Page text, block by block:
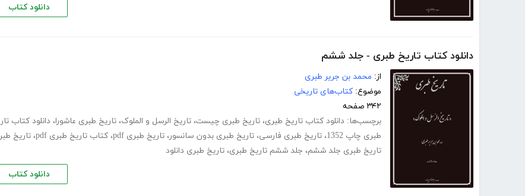
دانلود کتاب
دانلود کتاب تاریخ طبری - جلد ششم
از: محمد بن جریر طبری
موضوع: کتاب‌های تاریخی
۳۴۲ صفحه
برچسب‌ها: دانلود کتاب تاریخ طبری، تاریخ طبری چیست، تاریخ الرسل و الملوک، تاریخ طبری عاشورا، دانلود کتاب
طبری چاپ 1352
، تاریخ طبری فارسی، تاریخ طبری بدون سانسور، تاریخ طبری pdf ، کتاب تاریخ طبری pdf ، تاریخ
تاریخ طبری جلد ششم، جلد ششم تاریخ طبری، تاریخ طبری دانلود
دانلود کتاب